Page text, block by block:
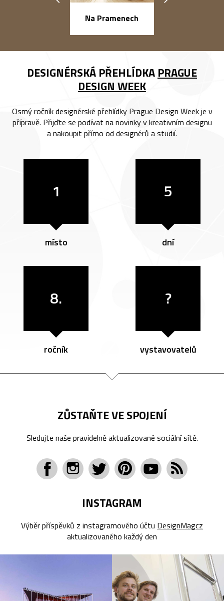
Na Pramenech
DESIGNÉRSKÁ PŘEHLÍDKA PRAGUE
DESIGN WEEK
Osmý ročník designérské přehlídky Prague Design Week je v
přípravě. Přijďte se podívat na novinky v kreativním designu
a nakoupit přímo od designérů a studií.
1
místo
5
dní
8.
ročník
?
vystavovatelů
ZŮSTAŇTE VE SPOJENÍ
Sledujte naše pravidelně aktualizované sociální sítě.
INSTAGRAM
Výběr příspěvků z instagramového účtu DesignMagcz
aktualizovaného každý den